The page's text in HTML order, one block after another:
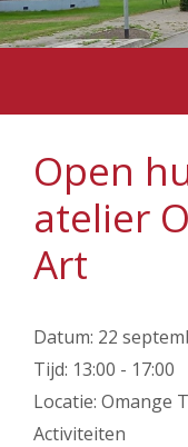
Open
atelier
Art
Datum: 22
Tijd: 13:00 - 17:00
Locatie: Omange
Activiteiten